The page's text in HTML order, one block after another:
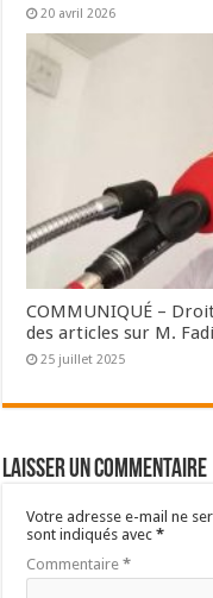
20 avril 2026
COMMUNIQUÉ –
des articles sur M.
25 juillet 2025
Laisser un commentaire
Votre adresse e-mail ne
sont indiqués avec*
Commentaire*